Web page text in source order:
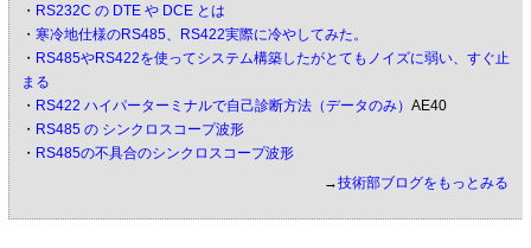
・ RS232C の DTE や DCE とは
・ 寒冷地仕様のRS485、RS422実際に冷やしてみた。
・ RS485やRS422を使ってシステム構築したがとてもノイズに弱い、すぐ止
まる
・ RS422 ハイパーターミナルで自己診断方法（データのみ） AE40
・ RS485 の シンクロスコープ波形
・ RS485の不具合のシンクロスコープ波形
→技術部ブログをもっとみる